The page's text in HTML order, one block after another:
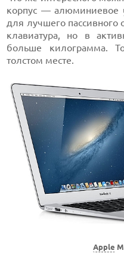
корпус — алюминиевое
для лучшего пассивного
клавиатура, но в
больше
толстом месте.
Apple